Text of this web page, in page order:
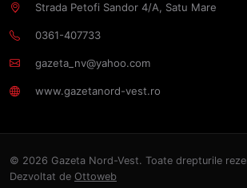
Strada Petofi Sandor 4/A, Satu Mare
0361-407733
gazeta_nv@yahoo.com
www.gazetanord-vest.ro
© 2026 Gazeta Nord-Vest. Toate drepturile
Dezvoltat de Ottoweb